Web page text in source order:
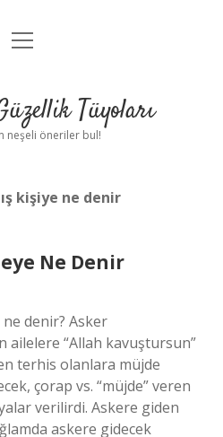
Anasayfa
Uyarı
menüyü
Tüyoları
neşeli öneriler bul!
kişiye ne denir
Ne Denir
denir? Asker
ailelere “Allah kavuştursun”
terhis olanlara müjde
çorap vs. “müjde” veren
verilirdi. Askere giden
askere gidecek